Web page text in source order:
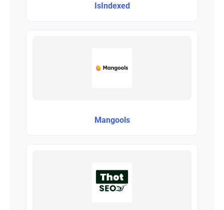
IsIndexed
Mangools